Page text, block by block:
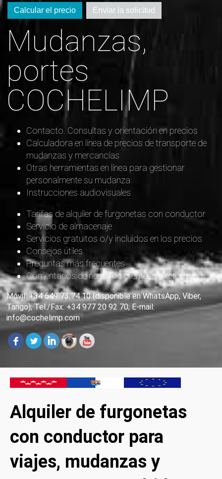
Calcular el precio Enviar la solicitud
Mudanzas,
portes
COCHELIMP
Contacto. Consultas y orientación en precios
Calculadora en línea de precios de transporte de
mudanzas y mercancías
Otras herramientas en línea para gestionar
personalmente su mudanza
Instrucciones audiovisuales
Tarifas de alquiler de furgonetas con conductor
Servicio de almacenaje
Servicios gratuitos o/y incluidos en los precios
Consejos útiles
Preguntas más frecuentes
Comentarios de nuestros clientes. Referencias
Móvil: +34 649 73 74 10 (disponible en WhatsApp, Viber,
Tango); Tel./Fax: +34 977 20 92 70; E-mail:
info@cochelimp.com
Alquiler de furgonetas
con conductor para
viajes, mudanzas y